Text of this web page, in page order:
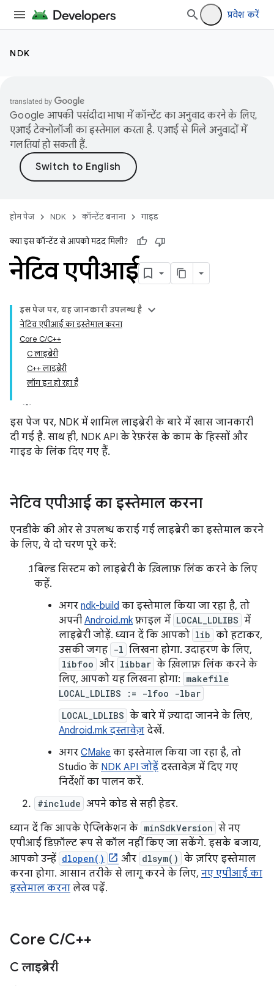
प्रवेश करें
NDK
Google आपकी पसंदीदा भाषा में कॉन्टेंट का अनुवाद करने के लिए,
एआई टेक्नोलॉजी का इस्तेमाल करता है. एआई से मिले अनुवादों में
गलतियां हो सकती हैं.
होम पेज NDK कॉन्टेंट बनाना गाइड
क्या इस कॉन्टेंट से आपको मदद मिली?
नेटिव एपीआई
इस पेज पर, यह जानकारी उपलब्ध है
नेटिव एपीआई का इस्तेमाल करना
Core C/C++
C लाइब्रेरी
C++ लाइब्रेरी
लॉग इन हो रहा है
इस पेज पर, NDK में शामिल लाइब्रेरी के बारे में खास जानकारी
दी गई है. साथ ही, NDK API के रेफ़रंस के काम के हिस्सों और
गाइड के लिंक दिए गए हैं.
नेटिव एपीआई का इस्तेमाल करना
एनडीके की ओर से उपलब्ध कराई गई लाइब्रेरी का इस्तेमाल करने
के लिए, ये दो चरण पूरे करें:
बिल्ड सिस्टम को लाइब्रेरी के ख़िलाफ़ लिंक करने के लिए
कहें.
अगर ndk-build का इस्तेमाल किया जा रहा है, तो
अपनी Android.mkफ़ाइल में LOCAL_LDLIBS में
लाइब्रेरी जोड़ें. ध्यान दें कि आपको lib को हटाकर,
उसकी जगह -l लिखना होगा. उदाहरण के लिए,
libfoo और libbar के ख़िलाफ़ लिंक करने के
लिए, आपको यह लिखना होगा: makefile
LOCAL_LDLIBS := -lfoo -lbar
LOCAL_LDLIBS के बारे में ज़्यादा जानने के लिए,
Android.mk दस्तावेज़ देखें.
अगर CMake का इस्तेमाल किया जा रहा है, तो
Studio के NDK API जोड़ें दस्तावेज़ में दिए गए
निर्देशों का पालन करें.
#include अपने कोड से सही हेडर.
ध्यान दें कि आपके ऐप्लिकेशन के minSdkVersion से नए
एपीआई डिफ़ॉल्ट रूप से कॉल नहीं किए जा सकेंगे. इसके बजाय,
आपको उन्हें dlopen() और dlsym() के ज़रिए इस्तेमाल
करना होगा. आसान तरीके से लागू करने के लिए, नए एपीआई का
इस्तेमाल करना लेख पढ़ें.
Core C/C++
C लाइब्रेरी